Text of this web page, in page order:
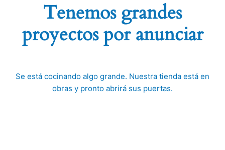
Tenemos grandes
proyectos por anunciar
Se está cocinando algo grande. Nuestra tienda está en
obras y pronto abrirá sus puertas.